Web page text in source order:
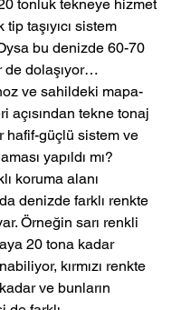
tonluk tekneye hizmet
taşıyıcı sistem
bu denizde 60-70
de dolaşıyor…
ve sahildeki mapa-
açısından tekne tonaj
hafif-güçlü sistem ve
yapıldı mı?
koruma alanı
denizde farklı renkte
Örneğin sarı renkli
20 tona kadar
kırmızı renkte
ve bunların